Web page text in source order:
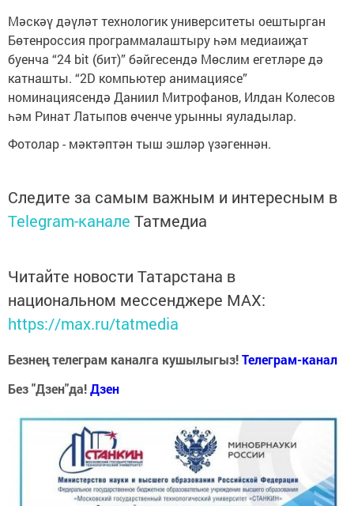
Мәскәү дәүләт технологик университеты оештырган
Бөтенроссия программалаштыру һәм медиаиҗат
буенча “24 bit (бит)” бәйгесендә Мөслим егетләре дә
катнашты. “2D компьютер анимациясе”
номинациясендә Даниил Митрофанов, Илдан Колесов
һәм Ринат Латыпов өченче урынны яуладылар.
Фотолар - мәктәптән тыш эшләр үзәгеннән.
Следите за самым важным и интересным в
Telegram-канале Татмедиа
Читайте новости Татарстана в
национальном мессенджере MАХ:
https://max.ru/tatmedia
Безнең телеграм каналга кушылыгыз!Телеграм-канал
Без "Дзен"да!Дзен